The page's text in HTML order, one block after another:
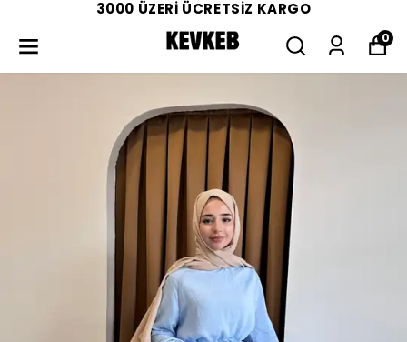
3000 ÜZERİ ÜCRETSİZ KARGO
0